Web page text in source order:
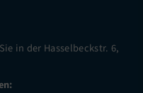
in der Hasselbeckstr. 6,